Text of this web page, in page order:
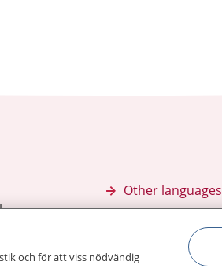
Other languages
Lättläst svenska
och för att viss nödvändig